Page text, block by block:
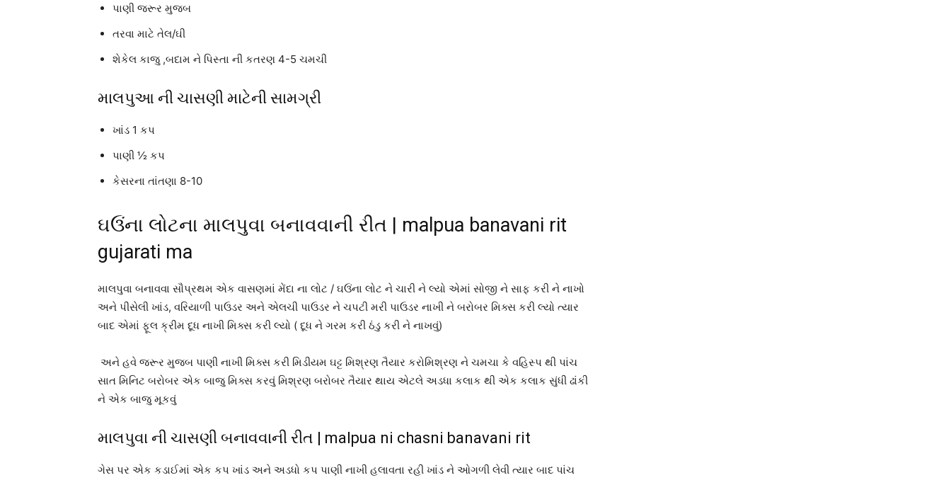
પાણી જરૂર મુજબ
તરવા માટે તેલ/ઘી
શેકેલ કાજુ ,બદામ ને પિસ્તા ની કતરણ 4-5 ચમચી
માલપુઆ ની ચાસણી માટેની સામગ્રી
ખાંડ 1 કપ
પાણી ½ કપ
કેસરના તાંતણા 8-10
ઘઉંના લોટના માલપુવા બનાવવાની રીત | malpua banavani rit
gujarati ma
માલપુવા બનાવવા સૌપ્રથમ એક વાસણમાં મેંદા ના લોટ / ઘઉંના લોટ ને ચારી ને લ્યો એમાં સોજી ને સાફ કરી ને નાખો
અને પીસેલી ખાંડ, વરિયાળી પાઉડર અને એલચી પાઉડર ને ચપટી મરી પાઉડર નાખી ને બરોબર મિક્સ કરી લ્યો ત્યાર
બાદ એમાં ફૂલ ક્રીમ દૂધ નાખી મિક્સ કરી લ્યો ( દૂધ ને ગરમ કરી ઠંડુ કરી ને નાખવું)
અને હવે જરૂર મુજબ પાણી નાખી મિક્સ કરી મિડીયમ ઘટ્ટ મિશ્રણ તૈયાર કરોમિશ્રણ ને ચમચા કે વહિસ્પ થી પાંચ
સાત મિનિટ બરોબર એક બાજુ મિક્સ કરવું મિશ્રણ બરોબર તૈયાર થાય એટલે અડધા કલાક થી એક કલાક સુંધી ઢાંકી
ને એક બાજુ મૂકવું
માલપુવા ની ચાસણી બનાવવાની રીત | malpua ni chasni banavani rit
ગેસ પર એક કડાઈમાં એક કપ ખાંડ અને અડધો કપ પાણી નાખી હલાવતા રહી ખાંડ ને ઓગળી લેવી ત્યાર બાદ પાંચ